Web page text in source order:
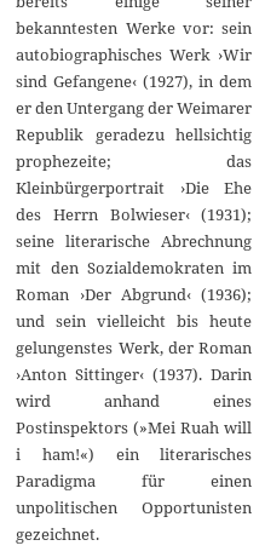
bekanntesten Werke vor: sein
autobiographisches Werk ›Wir
sind Gefangene‹ (1927), in dem
er den Untergang der Weimarer
Republik geradezu hellsichtig
prophezeite; das
Kleinbürgerportrait ›Die Ehe
des Herrn Bolwieser‹ (1931);
seine literarische Abrechnung
mit den Sozialdemokraten im
Roman ›Der Abgrund‹ (1936);
und sein vielleicht bis heute
gelungenstes Werk, der Roman
›Anton Sittinger‹ (1937). Darin
wird anhand eines
Postinspektors (»Mei Ruah will
i ham!«) ein literarisches
Paradigma für einen
unpolitischen Opportunisten
gezeichnet.